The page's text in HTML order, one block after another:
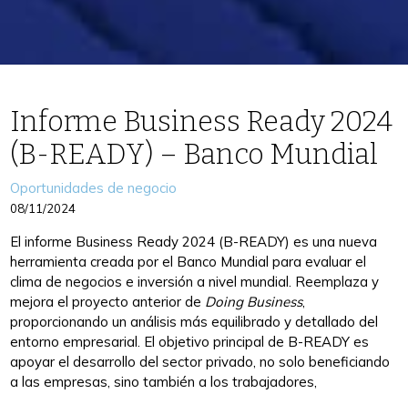
Informe Business Ready 2024
(B-READY) – Banco Mundial
Categories
Oportunidades de negocio
08/11/2024
El informe Business Ready 2024 (B-READY) es una nueva
herramienta creada por el Banco Mundial para evaluar el
clima de negocios e inversión a nivel mundial. Reemplaza y
mejora el proyecto anterior de Doing Business,
proporcionando un análisis más equilibrado y detallado del
entorno empresarial. El objetivo principal de B-READY es
apoyar el desarrollo del sector privado, no solo beneficiando
a las empresas, sino también a los trabajadores,